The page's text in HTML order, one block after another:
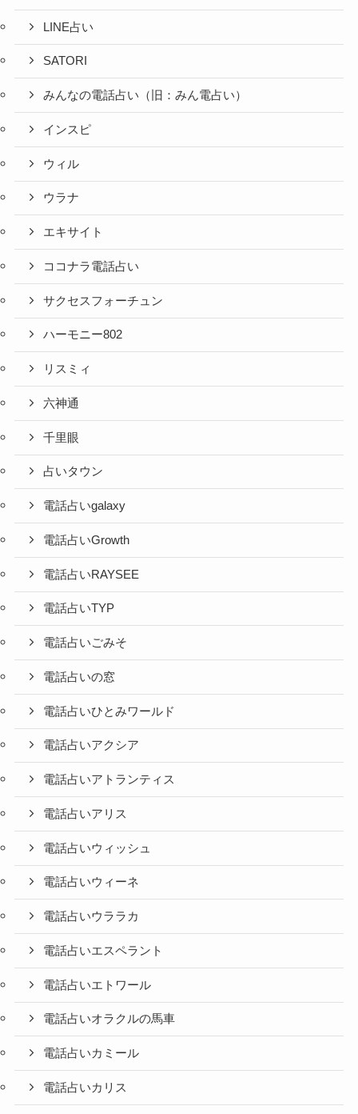
LINE占い
SATORI
みんなの電話占い（旧：みん電占い）
インスピ
ウィル
ウラナ
エキサイト
ココナラ電話占い
サクセスフォーチュン
ハーモニー802
リスミィ
六神通
千里眼
占いタウン
電話占いgalaxy
電話占いGrowth
電話占いRAYSEE
電話占いTYP
電話占いごみそ
電話占いの窓
電話占いひとみワールド
電話占いアクシア
電話占いアトランティス
電話占いアリス
電話占いウィッシュ
電話占いウィーネ
電話占いウララカ
電話占いエスペラント
電話占いエトワール
電話占いオラクルの馬車
電話占いカミール
電話占いカリス